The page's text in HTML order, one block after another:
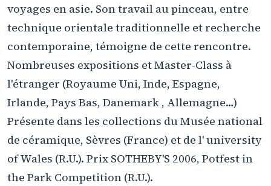
voyages en asie. Son travail au pinceau, entre
technique orientale traditionnelle et recherche
contemporaine, témoigne de cette rencontre.
Nombreuses expositions et Master-Class à
l'étranger (Royaume Uni, Inde, Espagne,
Irlande, Pays Bas, Danemark , Allemagne…)
Présente dans les collections du Musée national
de céramique, Sèvres (France) et de l' university
of Wales (R.U.). Prix SOTHEBY'S 2006, Potfest in
the Park Competition (R.U.).